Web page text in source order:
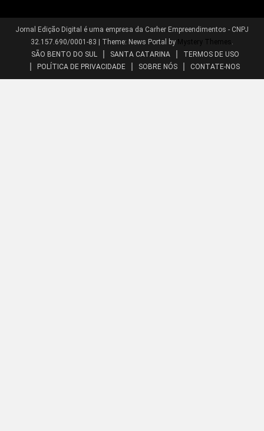
Jornal Edição Digital é uma empresa da Carher Empreendimentos - CNPJ
32.157.690/0001-83
Theme: News Portal by Mystery Themes .
SÃO BENTO DO SUL
SANTA CATARINA
TERMOS DE USO
POLÍTICA DE PRIVACIDADE
SOBRE NÓS CONTATE-NOS